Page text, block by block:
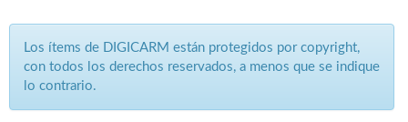
Los ítems de DIGICARM están protegidos por copyright,
con todos los derechos reservados, a menos que se indique
lo contrario.